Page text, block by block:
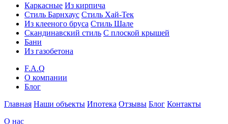
Каркасные Из кирпича
Cтиль Барнхаус Стиль Хай-Тек
Из клееного бруса Стиль Шале
Скандинавский стиль С плоской крышей
Бани
Из газобетона
F.A.Q
О компании
Блог
Главная Наши объекты Ипотека Отзывы Блог Контакты
О нас